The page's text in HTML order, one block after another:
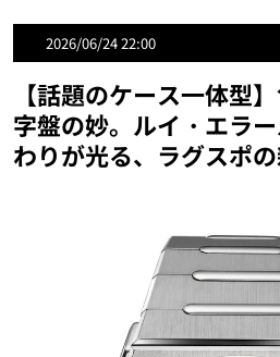
2026/06/24 22:00
【話題のケース一体型
字盤の妙。ルイ・エラ
わりが光る、ラグスポの